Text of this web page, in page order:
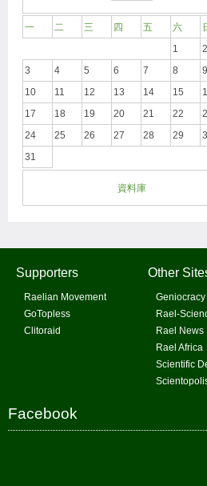
一 二 三 四 五 六
1
2
3
4 5 6 7 8
9
10
11 12 13 14 15
17
18 19 20 21 22
24
25 26 27 28 29
31
資料庫
Supporters
Raelian Movement
GoTopless
Clitoraid
Other
Geniocracy
Rael-
Rael News
Rael Africa
Scientific
Facebook